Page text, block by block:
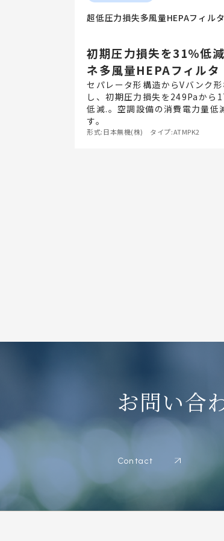
超低圧力損失多風量HEPAフィルタ
初期圧力損失を31％低
ネ多風量HEPAフィルタ
セパレータ形構造からVバンク
し、初期圧力損失を249Paから
低減.。空調設備の消費電力量低
す。
形式:日本無機(株) タイプ:ATMPK2
お問い合
Contact